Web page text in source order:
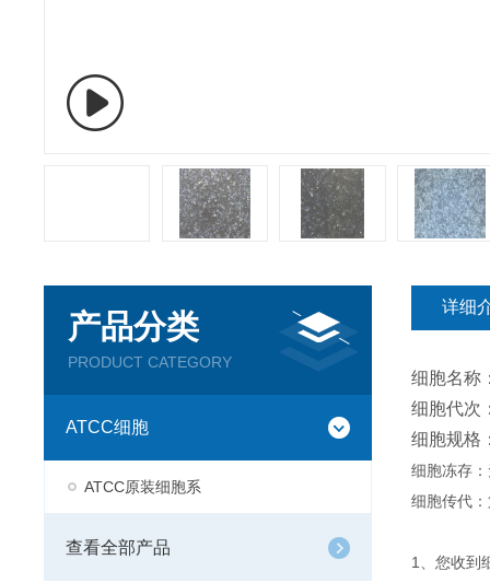
产品分类
PRODUCT CATEGORY
ATCC细胞
ATCC原装细胞系
查看全部产品
详细
细胞名称
细胞代次
细胞规格
细胞冻存
细胞传代
1、您收到